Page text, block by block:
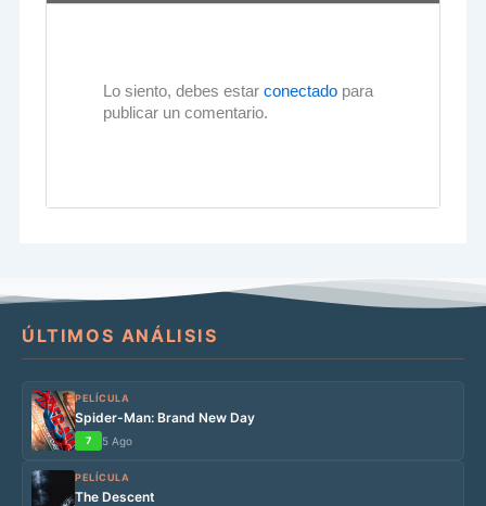
Lo siento, debes estar conectadopara
publicar un comentario.
ÚLTIMOS ANÁLISIS
PELÍCULA
Spider-Man: Brand New Day
7 5 Ago
PELÍCULA
The Descent